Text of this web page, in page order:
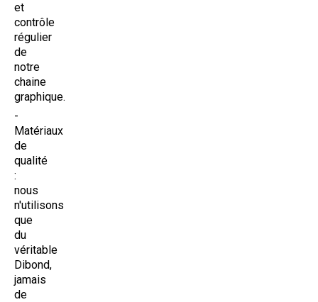
et
contrôle
régulier
de
notre
chaine
graphique.
Matériaux
de
qualité
:
nous
n'utilisons
que
du
véritable
Dibond,
jamais
de